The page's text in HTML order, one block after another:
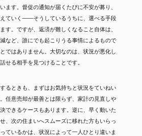
ます。督促の通知が届くたびに不安が募り、
ていく——そうしているうちに、選べる手段
す。ですが、返済が難しくなること自体は、
など、誰にでも起こりうる事情によるもので
ではありません。大切なのは、状況が悪化し
せる相手を見つけることです。
るときも、まずはお気持ちと状況をていねい
任意売却が最善とは限らず、家計の見直しや
できるケースもあります。逆に、早く動いた
、次の住まいへスムーズに移れた方もいらっ
ているかは、状況によって一人ひとり違いま